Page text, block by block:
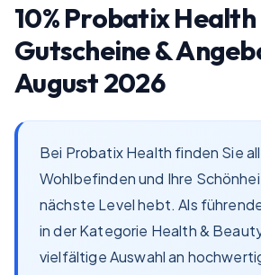
10%Probatix Health
Gutscheine &
August 2026
Bei Probatix Health finden Sie
Wohlbefinden und Ihre
nächste Level hebt. Als
in der Kategorie Health &
vielfältige Auswahl an